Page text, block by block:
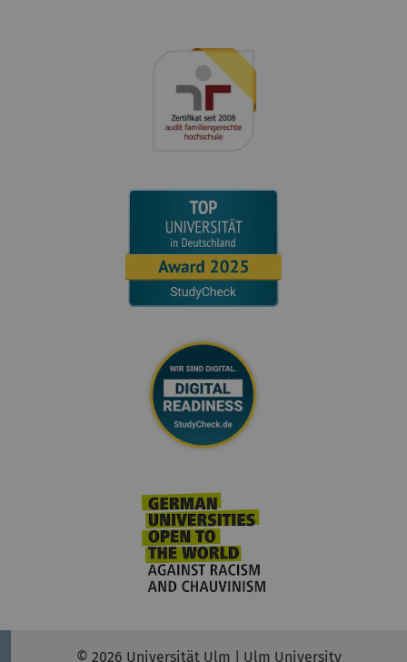
© 2026 Universität Ulm | Ulm University